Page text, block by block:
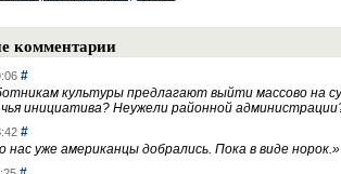
комментарии
#
культуры предлагают выйти массово на
инициатива? Неужели районной
#
нас уже американцы добрались. Пока в виде норок.»